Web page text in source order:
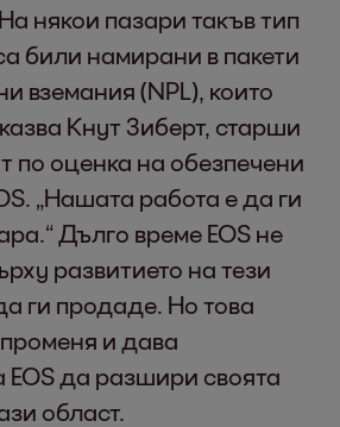
някои пазари такъв тип
били намирани в пакети
вземания (NPL), които
Кнут Зиберт, старши
по оценка на обезпечени
„Нашата работа е да ги
Дълго време EOS не
развитието на тези
ги продаде. Но това
и дава
EOS да разшири своята
област.